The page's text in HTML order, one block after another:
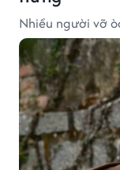
Nhiều người vỡ